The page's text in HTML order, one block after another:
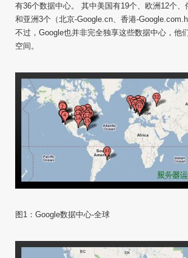
有36个数据中心。 其中美国有19个、欧洲12个、
和亚洲3个（北京-Google.cn、香港-
不过，Google也并非完全独享这些数据中心，他
空间。
图1：Google数据中心-全球